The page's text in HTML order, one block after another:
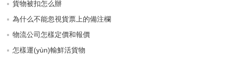
貨物被扣怎么辦
為什么不能忽視貨票上的備注欄
物流公司怎樣定價和報價
怎樣運(yùn)輸鮮活貨物